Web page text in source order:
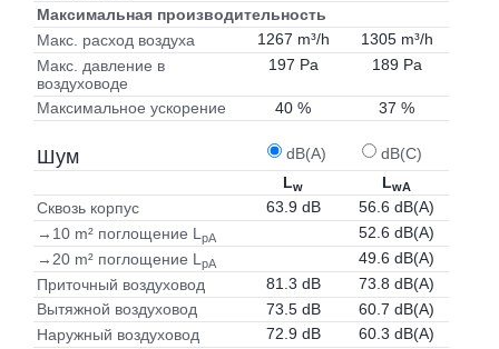
Максимальная производительность
Макс. расход воздуха
1267 m³/h
1305 m³/h
Макс. давление в
воздуховоде
197 Pa 189 Pa
Максимальное ускорение 40 % 37 %
Шум dB(A)
dB(C)
Lw LwA
Сквозь корпус 63.9 dB
56.6 dB(A)
→10 m² поглощение L pA
52.6 dB(A)
→20 m² поглощение L pA
49.6 dB(A)
Приточный воздуховод
81.3 dB
73.8 dB(A)
Вытяжной воздуховод
73.5 dB
60.7 dB(A)
Наружный воздуховод
72.9 dB
60.3 dB(A)